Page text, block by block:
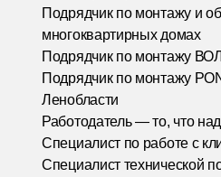
Подрядчик по монтажу и
многоквартирных домах
Подрядчик по монтажу
Подрядчик по монтажу
Ленобласти
Работодатель — то, что
Специалист по работе с
Специалист технической